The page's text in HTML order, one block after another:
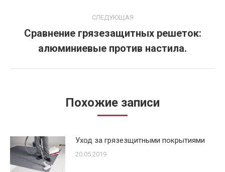
СЛЕДУЮЩАЯ
Следующая
запись:
Сравнение грязезащитных решеток:
алюминиевые против настила.
Похожие записи
Уход за грязезщитными покрытиями
20.05.2019